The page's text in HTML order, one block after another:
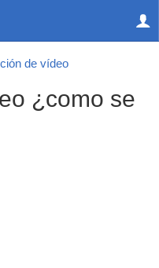
de vídeo
¿como se